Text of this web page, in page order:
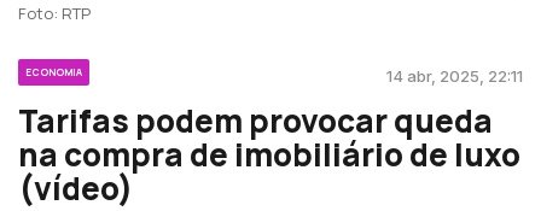
Foto: RTP
ECONOMIA 14 abr, 2025, 22:11
Tarifas podem provocar queda
na compra de imobiliário de luxo
(vídeo)